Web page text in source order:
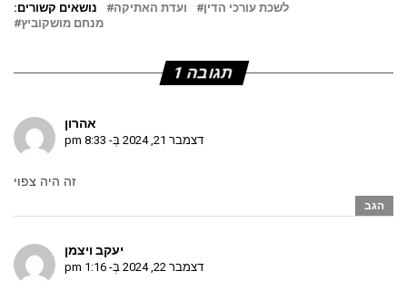
נושאים קשורים: ועדת האתיקה
לשכת עורכי הדין
מנחם מושקוביץ
תגובה 1
אהרון
דצמבר 21, 2024 בְּ- 8:33 pm
זה היה צפוי
הגב
יעקב ויצמן
דצמבר 22, 2024 בְּ- 1:16 pm